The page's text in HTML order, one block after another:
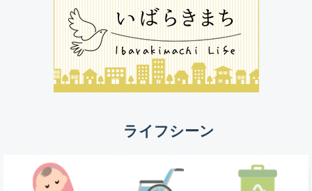
ライフシーン